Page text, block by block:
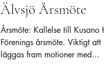
Älvsjö Årsmöte
Årsmöte: Kallelse till Kusano
Förenings årsmöte. Viktigt
läggas fram motioner med...